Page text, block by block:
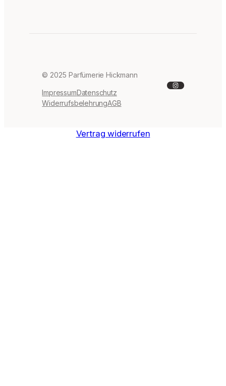
© 2025 Parfümerie Hickmann
ImpressumDatenschutz
WiderrufsbelehrungAGB
Instagram
Vertrag widerrufen